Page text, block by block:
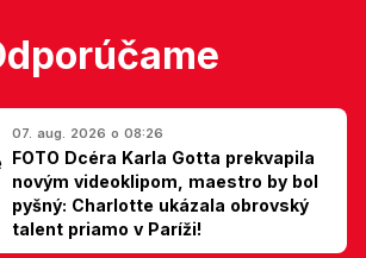
07. aug. 2026 o 08:26
FOTO Dcéra Karla Gotta prekvapila
novým videoklipom, maestro by bol
pyšný: Charlotte ukázala obrovský
talent priamo v Paríži!